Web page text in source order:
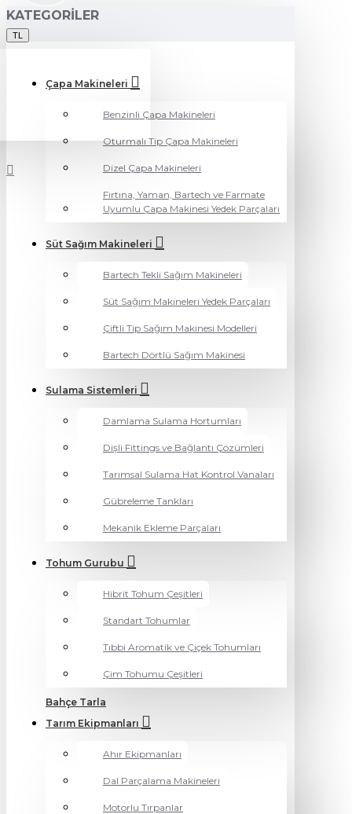
KATEGORILER
TL
Çapa Makineleri
Benzinli Çapa Makineleri
Oturmalı Tip Çapa Makineleri
Dizel Çapa Makineleri
Fırtına, Yaman, Bartech ve Farmate
Uyumlu Çapa Makinesi Yedek Parçaları
Süt Sağım Makineleri
Bartech Tekli Sağım Makineleri
Süt Sağım Makineleri Yedek Parçaları
Çiftli Tip Sağım Makinesi Modelleri
Bartech Dörtlü Sağım Makinesi
Sulama Sistemleri
Damlama Sulama Hortumları
Dişli Fittings ve Bağlantı Çözümleri
Tarımsal Sulama Hat Kontrol Vanaları
Gübreleme Tankları
Mekanik Ekleme Parçaları
Tohum Gurubu
Hibrit Tohum Çeşitleri
Standart Tohumlar
Tıbbi Aromatik ve Çiçek Tohumları
Çim Tohumu Çeşitleri
Bahçe Tarla
Tarım Ekipmanları
Ahır Ekipmanları
Dal Parçalama Makineleri
Motorlu Tırpanlar